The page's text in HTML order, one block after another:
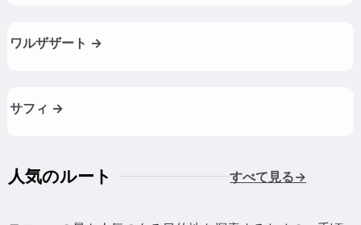
ワルザザート →
サフィ →
人気のルート すべて見る→